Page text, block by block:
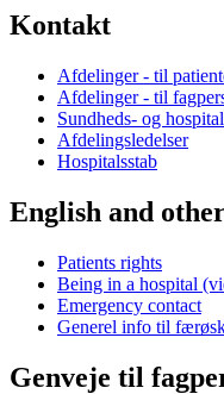
Kontakt
Afdelinger - til
Afdelinger - til
Sundheds- og
Afdelingsledelser
Hospitalsstab
English and
Patients rights
Being in a hospital
Emergency contact
Generel info til
Genveje til